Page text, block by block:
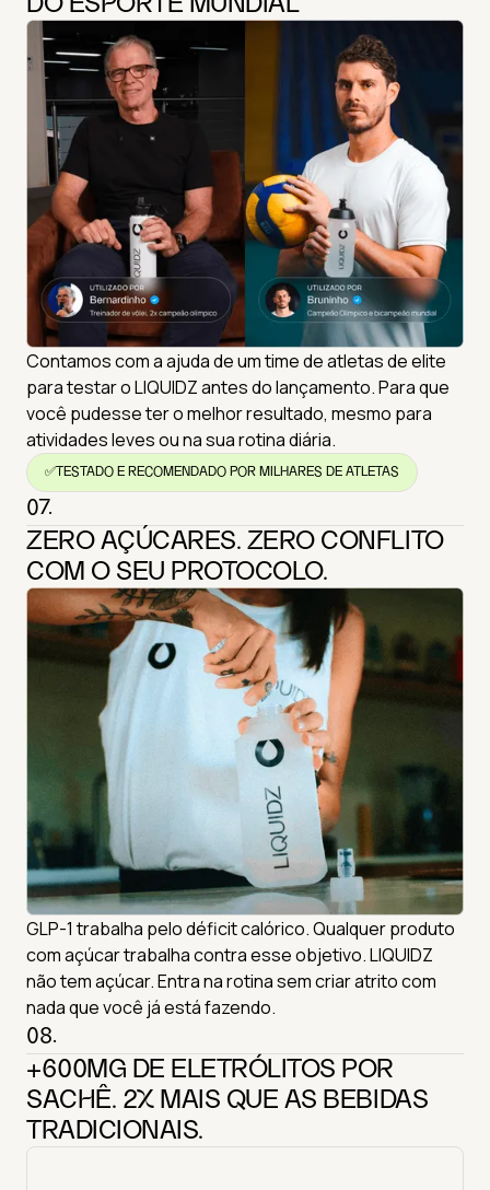
Contamos com a ajuda de um time de atletas de elite
para testar o LIQUIDZ antes do lançamento. Para que
você pudesse ter o melhor resultado, mesmo para
atividades leves ou na sua rotina diária.
✅ TESTADO E RECOMENDADO POR MILHARES DE ATLETAS
07.
ZERO AÇÚCARES. ZERO CONFLITO
COM O SEU PROTOCOLO.
GLP-1 trabalha pelo déficit calórico. Qualquer produto
com açúcar trabalha contra esse objetivo. LIQUIDZ
não tem açúcar. Entra na rotina sem criar atrito com
nada que você já está fazendo.
08.
+600MG DE ELETRÓLITOS POR
SACHÊ. 2X MAIS QUE AS BEBIDAS
TRADICIONAIS.